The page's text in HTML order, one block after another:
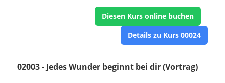
Diesen Kurs online buchen
Details zu Kurs 00024
02003 - Jedes Wunder beginnt bei dir (Vortrag)